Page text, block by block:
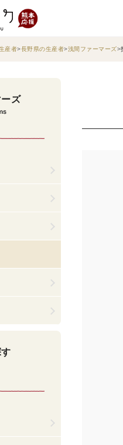
産者 長野県の生産者 浅間ファーマーズ
ズ